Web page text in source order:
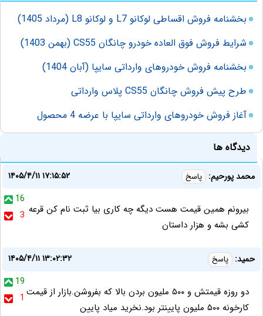
بخشنامه فروش اقساطی لوکانو L7 و لوکانو L8 (مرداد 1405)
شرایط فروش فوق العاده خودرو چانگان CS55 (بهمن 1403)
بخشنامه فروش خودروهای وارداتی سایپا (آبان 1404)
طرح پیش فروش چانگان CS55 پلاس وارداتی
آغاز فروش خودروهای وارداتی سایپا با عرضه 4 محصول
دیدگاه ها
محمد پورحیم: پاسخ
۱۴۰۵/۴/۱۱ ۱۷:۱۵:۵۲
16
3 بیرونم همین قیمت هست دیگه چه کاری بیا ثبت نام کن قرعه
کشی بشه و هزار داستان
حمید: پاسخ
۱۴۰۵/۴/۱۱ ۱۳:۰۲:۳۲
19
1 دو روزه قیمتش و ۵۰۰ ملیون بردن بالا که بفروشن.بازار از قیمت
کارخونه ۵۰۰ ملیون پایینتر بود.نخرید میاد پایین